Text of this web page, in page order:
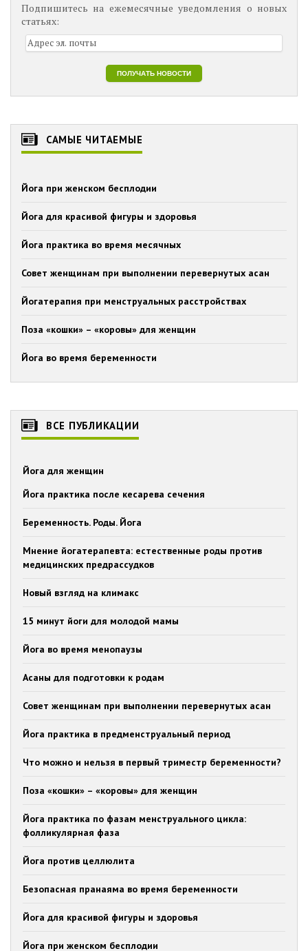
Подпишитесь на ежемесячные уведомления о новых
статьях:
САМЫЕ ЧИТАЕМЫЕ
Йога при женском бесплодии
Йога для красивой фигуры и здоровья
Йога практика во время месячных
Совет женщинам при выполнении перевернутых асан
Йогатерапия при менструальных расстройствах
Поза «кошки» – «коровы» для женщин
Йога во время беременности
ВСЕ ПУБЛИКАЦИИ
Йога для женщин
Йога практика после кесарева сечения
Беременность. Роды. Йога
Мнение йогатерапевта: естественные роды против
медицинских предрассудков
Новый взгляд на климакс
15 минут йоги для молодой мамы
Йога во время менопаузы
Асаны для подготовки к родам
Совет женщинам при выполнении перевернутых асан
Йога практика в предменструальный период
Что можно и нельзя в первый триместр беременности?
Поза «кошки» – «коровы» для женщин
Йога практика по фазам менструального цикла:
фолликулярная фаза
Йога против целлюлита
Безопасная пранаяма во время беременности
Йога для красивой фигуры и здоровья
Йога при женском бесплодии